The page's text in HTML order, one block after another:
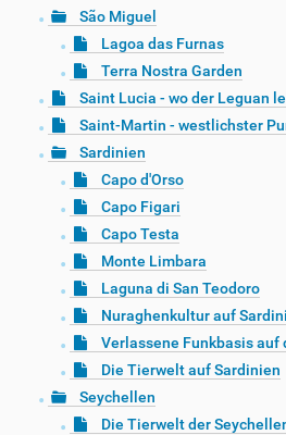
São Miguel
Lagoa das Furnas
Terra Nostra Garden
Saint Lucia - wo der Leguan
Saint-Martin - westlichster
Sardinien
Capo d'Orso
Capo Figari
Capo Testa
Monte Limbara
Laguna di San Teodoro
Nuraghenkultur auf
Verlassene Funkbasis auf
Die Tierwelt auf Sardinien
Seychellen
Die Tierwelt der